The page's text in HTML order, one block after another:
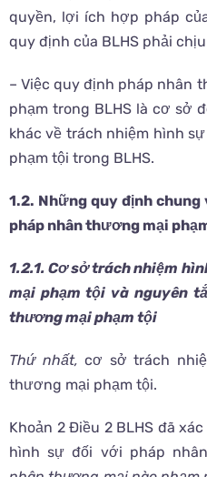
quyền, lợi ích hợp pháp
quy định của BLHS phải
– Việc quy định pháp nhân
phạm trong BLHS là cơ sở
khác về trách nhiệm hình
phạm tội trong BLHS.
1.2. Những quy định
pháp nhân thương mại
1.2.1. Cơ sở trách nhiệm
mại phạm tội và nguyên
thương mại phạm tội
Thứ nhất,cơ sở trách
thương mại phạm tội.
Khoản 2 Điều 2 BLHS đã
hình sự đối với pháp